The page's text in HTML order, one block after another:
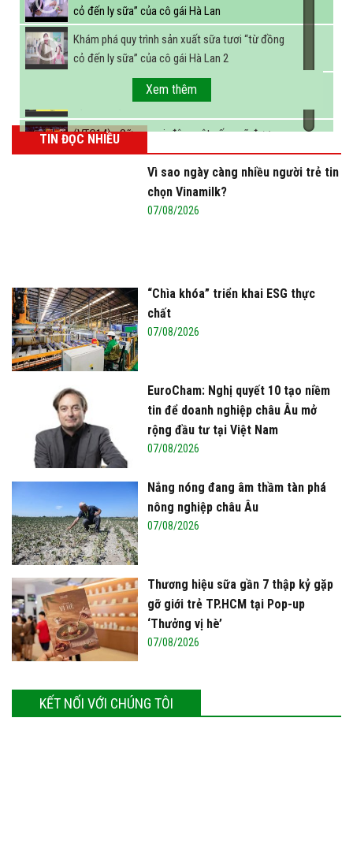
cỏ đến ly sữa” của cô gái Hà Lan
Khám phá quy trình sản xuất sữa tươi “từ đồng
cỏ đến ly sữa” của cô gái Hà Lan 2
FBNC - Ngành sữa hướng tới mục tiêu 3,4 tỷ lít
sữa vào năm 2025
(VTC14) - Sữa ngoại, động vật sống sẽ được
miễn thuế nhập khẩu
Xem thêm
TIN ĐỌC NHIỀU
Vì sao ngày càng nhiều người trẻ tin
chọn Vinamilk?
07/08/2026
“Chìa khóa” triển khai ESG thực
chất
07/08/2026
EuroCham: Nghị quyết 10 tạo niềm
tin để doanh nghiệp châu Âu mở
rộng đầu tư tại Việt Nam
07/08/2026
Nắng nóng đang âm thầm tàn phá
nông nghiệp châu Âu
07/08/2026
Thương hiệu sữa gần 7 thập kỷ gặp
gỡ giới trẻ TP.HCM tại Pop-up
‘Thưởng vị hè’
07/08/2026
KẾT NỐI VỚI CHÚNG TÔI